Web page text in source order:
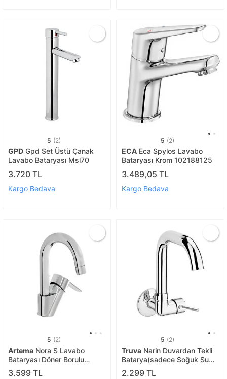
5 (2)
GPD Gpd Set Üstü Çanak
Lavabo Bataryası Msl70
3.720 TL
Kargo Bedava
5 (2)
ECA Eca Spylos Lavabo
Bataryası Krom 102188125
3.489,05 TL
Kargo Bedava
5 (2)
Artema Nora S Lavabo
Bataryası Döner Borulu
A42876
3.599 TL
5 (2)
Truva Narin Duvardan Tekli
Batarya(sadece Soğuk Su
Gi̇ri̇şli̇)
2.299 TL